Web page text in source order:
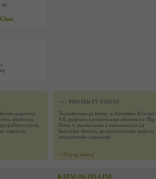
40
naprawy
ploterów,
wsparcie
>>> PROJEKTY UNIJNE
Transformacja firmy w kierunku
4.0. poprzez zastosowanie elementów Big
Data w powiązaniu z automatyzacją
łańcucha dostaw, prognozowania popytu i
zarządzania zapasami
>>Czytaj wiecej
KATALOG ON-LINE